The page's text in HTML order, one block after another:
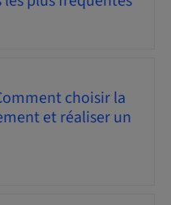
choisir la
et réaliser un